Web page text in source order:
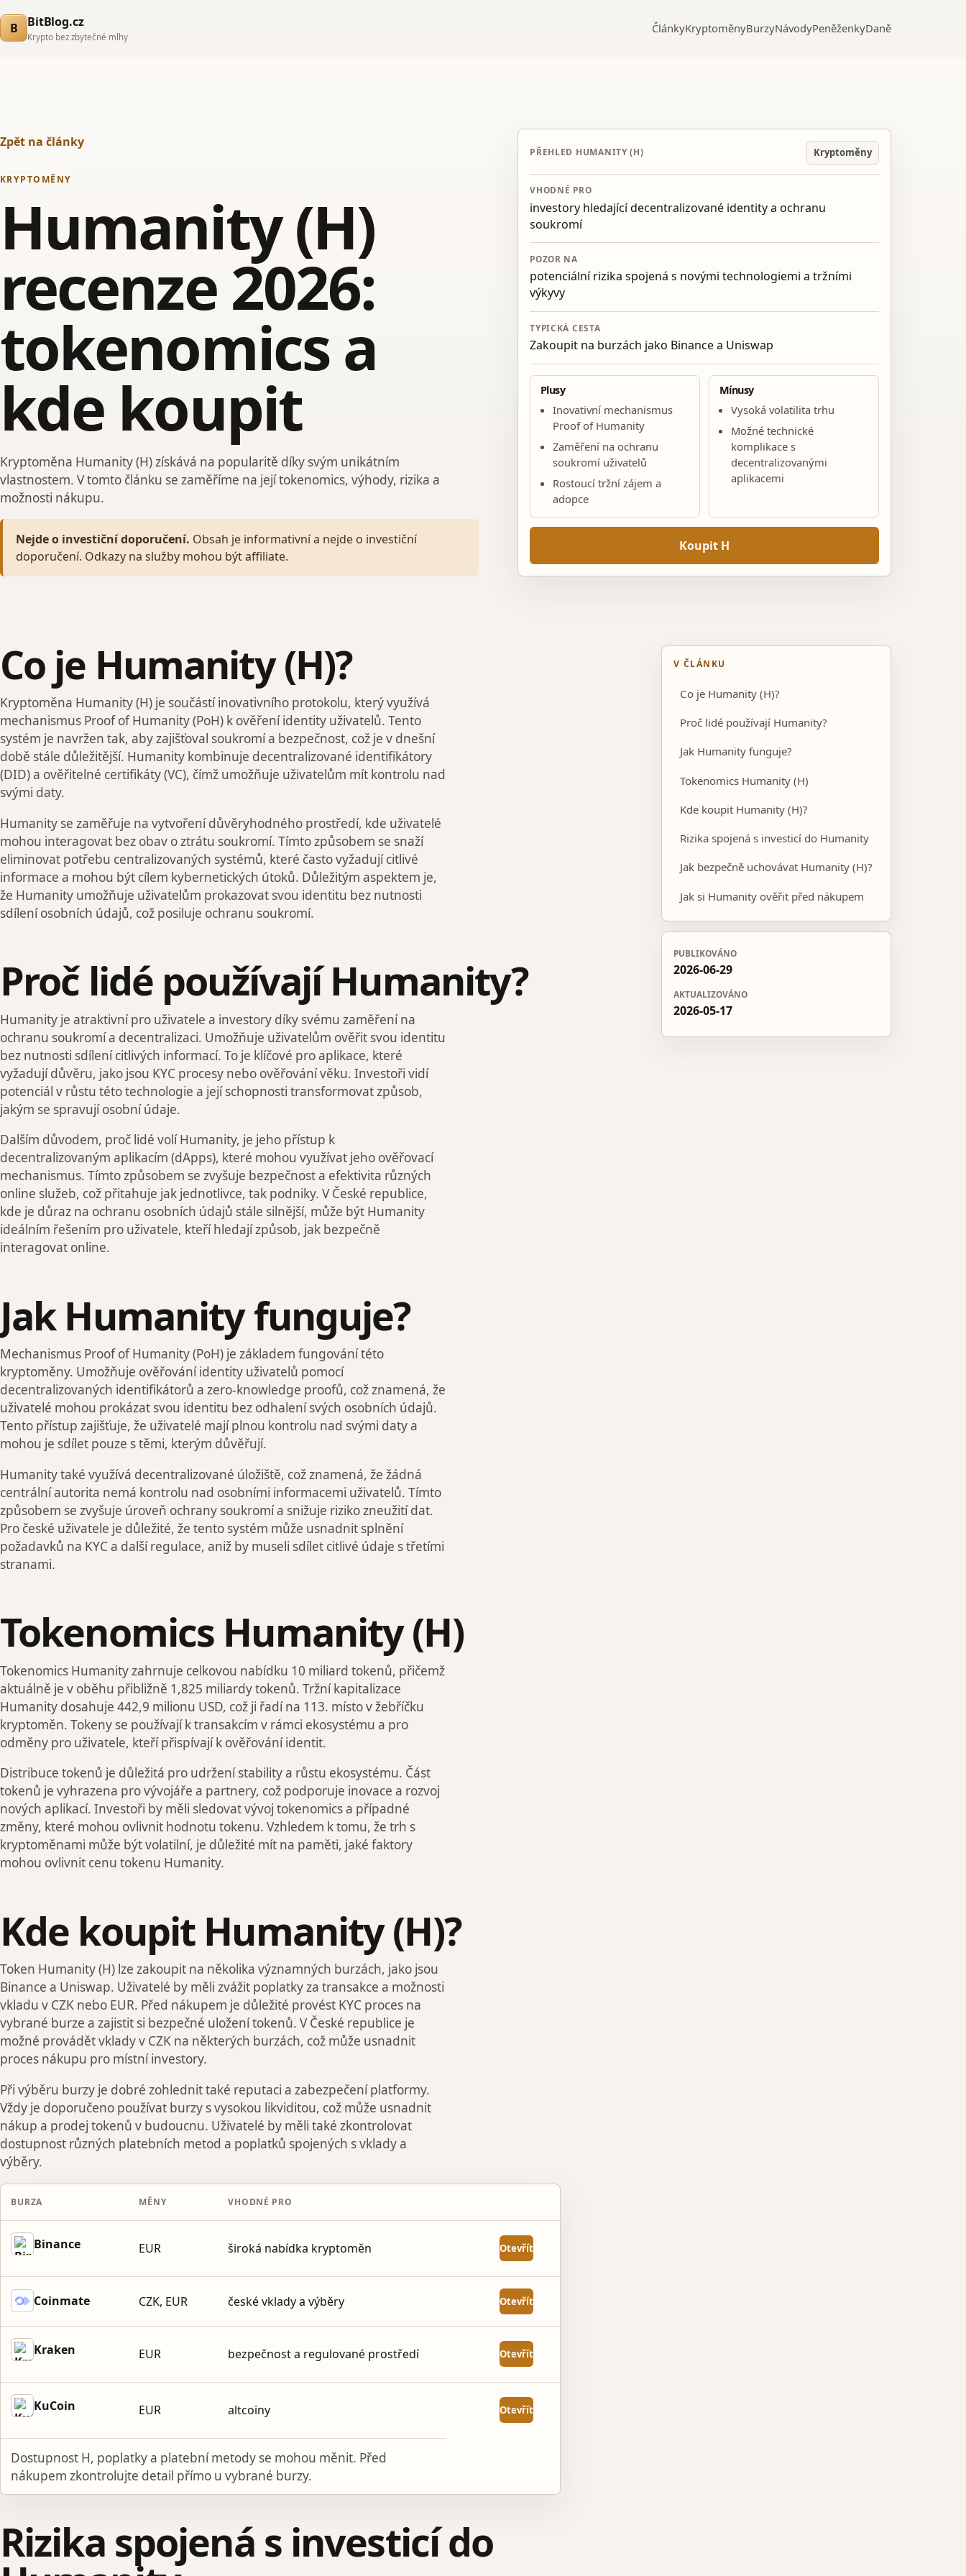
B BitBlog.cz
Krypto bez zbytečné mlhy
ČlánkyKryptoměnyBurzyNávodyPeněženkyDaně
Zpět na články
KRYPTOMĚNY
Humanity (H)
recenze 2026:
tokenomics a
kde koupit
Kryptoměna Humanity (H) získává na popularitě díky svým unikátním
vlastnostem. V tomto článku se zaměříme na její tokenomics, výhody, rizika a
možnosti nákupu.
Nejde o investiční doporučení. Obsah je informativní a nejde o investiční
doporučení. Odkazy na služby mohou být affiliate.
PŘEHLED HUMANITY (H) Kryptoměny
VHODNÉ PRO
investory hledající decentralizované identity a ochranu
soukromí
POZOR NA
potenciální rizika spojená s novými technologiemi a tržními
výkyvy
TYPICKÁ CESTA
Zakoupit na burzách jako Binance a Uniswap
Plusy
Inovativní mechanismus
Proof of Humanity
Zaměření na ochranu
soukromí uživatelů
Rostoucí tržní zájem a
adopce
Mínusy
Vysoká volatilita trhu
Možné technické
komplikace s
decentralizovanými
aplikacemi
Koupit H
Co je Humanity (H)?
Kryptoměna Humanity (H) je součástí inovativního protokolu, který využívá
mechanismus Proof of Humanity (PoH) k ověření identity uživatelů. Tento
systém je navržen tak, aby zajišťoval soukromí a bezpečnost, což je v dnešní
době stále důležitější. Humanity kombinuje decentralizované identifikátory
(DID) a ověřitelné certifikáty (VC), čímž umožňuje uživatelům mít kontrolu nad
svými daty.
Humanity se zaměřuje na vytvoření důvěryhodného prostředí, kde uživatelé
mohou interagovat bez obav o ztrátu soukromí. Tímto způsobem se snaží
eliminovat potřebu centralizovaných systémů, které často vyžadují citlivé
informace a mohou být cílem kybernetických útoků. Důležitým aspektem je,
že Humanity umožňuje uživatelům prokazovat svou identitu bez nutnosti
sdílení osobních údajů, což posiluje ochranu soukromí.
Proč lidé používají Humanity?
Humanity je atraktivní pro uživatele a investory díky svému zaměření na
ochranu soukromí a decentralizaci. Umožňuje uživatelům ověřit svou identitu
bez nutnosti sdílení citlivých informací. To je klíčové pro aplikace, které
vyžadují důvěru, jako jsou KYC procesy nebo ověřování věku. Investoři vidí
potenciál v růstu této technologie a její schopnosti transformovat způsob,
jakým se spravují osobní údaje.
Dalším důvodem, proč lidé volí Humanity, je jeho přístup k
decentralizovaným aplikacím (dApps), které mohou využívat jeho ověřovací
mechanismus. Tímto způsobem se zvyšuje bezpečnost a efektivita různých
online služeb, což přitahuje jak jednotlivce, tak podniky. V České republice,
kde je důraz na ochranu osobních údajů stále silnější, může být Humanity
ideálním řešením pro uživatele, kteří hledají způsob, jak bezpečně
interagovat online.
Jak Humanity funguje?
Mechanismus Proof of Humanity (PoH) je základem fungování této
kryptoměny. Umožňuje ověřování identity uživatelů pomocí
decentralizovaných identifikátorů a zero-knowledge proofů, což znamená, že
uživatelé mohou prokázat svou identitu bez odhalení svých osobních údajů.
Tento přístup zajišťuje, že uživatelé mají plnou kontrolu nad svými daty a
mohou je sdílet pouze s těmi, kterým důvěřují.
Humanity také využívá decentralizované úložiště, což znamená, že žádná
centrální autorita nemá kontrolu nad osobními informacemi uživatelů. Tímto
způsobem se zvyšuje úroveň ochrany soukromí a snižuje riziko zneužití dat.
Pro české uživatele je důležité, že tento systém může usnadnit splnění
požadavků na KYC a další regulace, aniž by museli sdílet citlivé údaje s třetími
stranami.
Tokenomics Humanity (H)
Tokenomics Humanity zahrnuje celkovou nabídku 10 miliard tokenů, přičemž
aktuálně je v oběhu přibližně 1,825 miliardy tokenů. Tržní kapitalizace
Humanity dosahuje 442,9 milionu USD, což ji řadí na 113. místo v žebříčku
kryptoměn. Tokeny se používají k transakcím v rámci ekosystému a pro
odměny pro uživatele, kteří přispívají k ověřování identit.
Distribuce tokenů je důležitá pro udržení stability a růstu ekosystému. Část
tokenů je vyhrazena pro vývojáře a partnery, což podporuje inovace a rozvoj
nových aplikací. Investoři by měli sledovat vývoj tokenomics a případné
změny, které mohou ovlivnit hodnotu tokenu. Vzhledem k tomu, že trh s
kryptoměnami může být volatilní, je důležité mít na paměti, jaké faktory
mohou ovlivnit cenu tokenu Humanity.
Kde koupit Humanity (H)?
Token Humanity (H) lze zakoupit na několika významných burzách, jako jsou
Binance a Uniswap. Uživatelé by měli zvážit poplatky za transakce a možnosti
vkladu v CZK nebo EUR. Před nákupem je důležité provést KYC proces na
vybrané burze a zajistit si bezpečné uložení tokenů. V České republice je
možné provádět vklady v CZK na některých burzách, což může usnadnit
proces nákupu pro místní investory.
Při výběru burzy je dobré zohlednit také reputaci a zabezpečení platformy.
Vždy je doporučeno používat burzy s vysokou likviditou, což může usnadnit
nákup a prodej tokenů v budoucnu. Uživatelé by měli také zkontrolovat
dostupnost různých platebních metod a poplatků spojených s vklady a
výběry.
BURZA MĚNY VHODNÉ PRO
Binance EUR široká nabídka kryptoměn Otevřít
Coinmate CZK, EUR české vklady a výběry Otevřít
Kraken EUR bezpečnost a regulované prostředí Otevřít
KuCoin EUR altcoiny Otevřít
Dostupnost H, poplatky a platební metody se mohou měnit. Před
nákupem zkontrolujte detail přímo u vybrané burzy.
Rizika spojená s investicí do
V ČLÁNKU
Co je Humanity (H)?
Proč lidé používají Humanity?
Jak Humanity funguje?
Tokenomics Humanity (H)
Kde koupit Humanity (H)?
Rizika spojená s investicí do Humanity
Jak bezpečně uchovávat Humanity (H)?
Jak si Humanity ověřit před nákupem
PUBLIKOVÁNO
2026-06-29
AKTUALIZOVÁNO
2026-05-17